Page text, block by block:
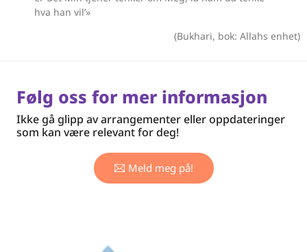
hva han vil’»
(Bukhari, bok: Allahs enhet)
Følg oss for mer informasjon
Ikke gå glipp av arrangementer eller oppdateringer
som kan være relevant for deg!
Meld meg på!